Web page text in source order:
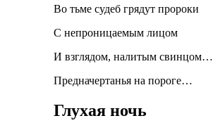
Во тьме судеб грядут пророки
С непроницаемым лицом
И взглядом, налитым свинцом…
Предначертанья на пороге…
Глухая ночь